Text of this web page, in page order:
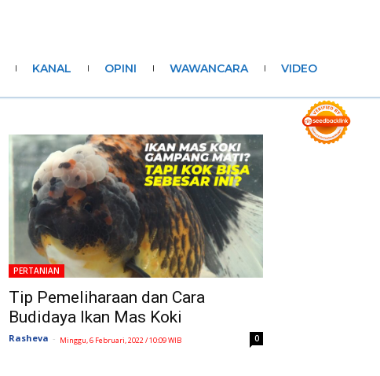
KANAL OPINI WAWANCARA VIDEO
PERTANIAN
Tip Pemeliharaan dan Cara
Budidaya Ikan Mas Koki
Rasheva - Minggu, 6 Februari, 2022 / 10:09 WIB 0